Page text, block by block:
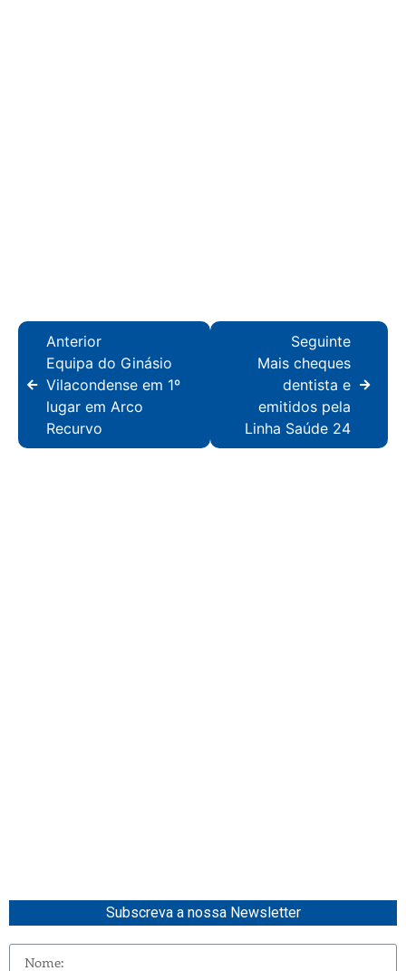
Anterior
Equipa do Ginásio
Vilacondense em 1º
lugar em Arco
Recurvo
Seguinte
Mais cheques
dentista e
emitidos pela
Linha Saúde 24
Subscreva a nossa Newsletter